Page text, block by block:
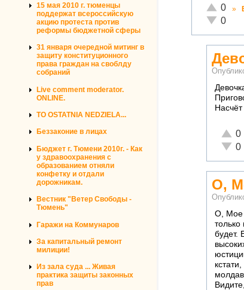
15 мая 2010 г. тюменцы
поддержат всероссийскую
акцию протеста против
реформы бюджетной сферы
31 января очередной митинг в
защиту конституционного
права граждан на своблду
собраний
Live comment moderator.
ONLINE.
TO OSTATNIA NEDZIELA...
Беззаконие в лицах
Бюджет г. Тюмени 2010г. - Как
у здравоохранения с
образованием отняли
конфетку и отдали
дорожникам.
Вестник "Ветер Свободы -
Тюмень"
Гаражи на Коммунаров
За капитальный ремонт
милиции!
Из зала суда ... Живая
практика защиты законных
прав
Отлично!
0
0
»
0
0
О,
О, Мое
будет.